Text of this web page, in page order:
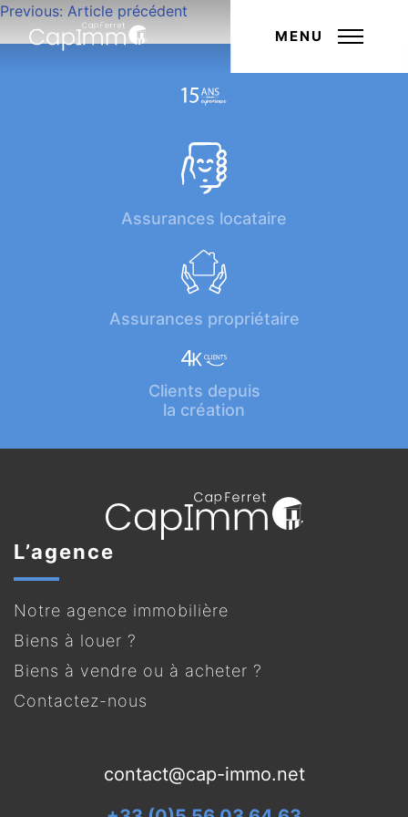
MENU
Navigation
de
Previous: Article précédent
Assurances locataire
Assurances propriétaire
Clients depuis
la création
L’agence
Notre agence immobilière
Biens à louer ?
Biens à vendre ou à acheter ?
Contactez-nous
contact@cap-immo.net